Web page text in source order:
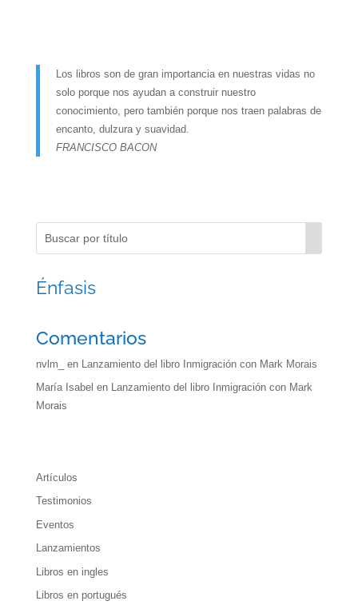
Los libros son de gran importancia en nuestras vidas no
solo porque nos ayudan a construir nuestro
conocimiento, pero también porque nos traen palabras de
encanto, dulzura y suavidad.
FRANCISCO BACON
Énfasis
Comentarios
nvlm_ en
Lanzamiento del libro Inmigración con Mark Morais
María Isabel en Lanzamiento del libro Inmigración con Mark
Morais
Artículos
Testimonios
Eventos
Lanzamientos
Libros en ingles
Libros en portugués